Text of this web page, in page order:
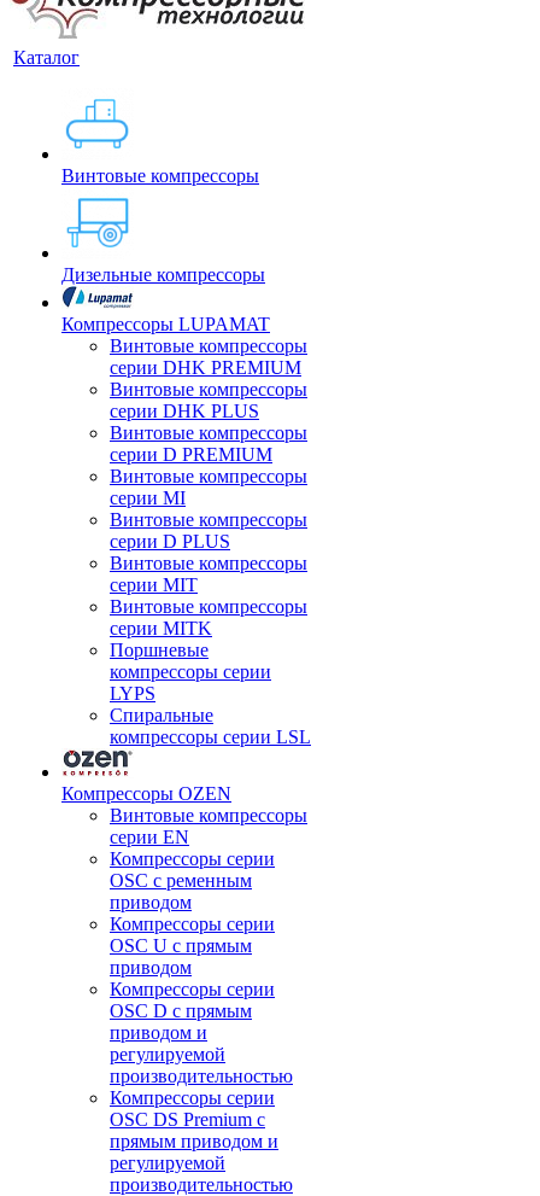
Каталог
Винтовые компрессоры
Дизельные компрессоры
Компрессоры LUPAMAT
Винтовые компрессоры
серии DHK PREMIUM
Винтовые компрессоры
серии DHK PLUS
Винтовые компрессоры
серии D PREMIUM
Винтовые компрессоры
серии MI
Винтовые компрессоры
серии D PLUS
Винтовые компрессоры
серии MIT
Винтовые компрессоры
серии MITK
Поршневые
компрессоры серии
LYPS
Спиральные
компрессоры серии LSL
Компрессоры OZEN
Винтовые компрессоры
серии EN
Компрессоры серии
OSC с ременным
приводом
Компрессоры серии
OSC U с прямым
приводом
Компрессоры серии
OSC D с прямым
приводом и
регулируемой
производительностью
Компрессоры серии
OSC DS Premium с
прямым приводом и
регулируемой
производительностью